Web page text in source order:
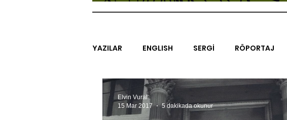
YAZILAR ENGLISH SERGİ RÖPORTAJ
SİNEMA ARAŞTIRMA BİENAL
Elvin Vural
15 Mar 2017
5 dakikada okunur